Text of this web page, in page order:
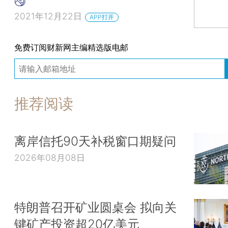
2021年12月22日 APP打开
免费订阅财新网主编精选版电邮
推荐阅读
离岸信托90天补税窗口期疑问
2026年08月08日
特朗普召开矿业圆桌会 拟向关
键矿产投资超20亿美元